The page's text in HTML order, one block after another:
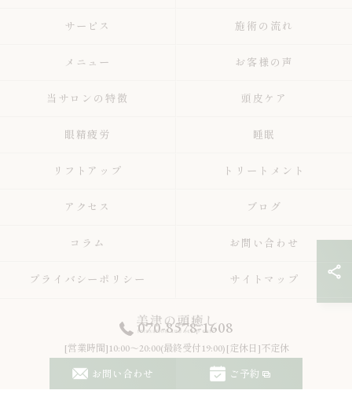
070-8578-1608
[営業時間]10:00～20:00(最終受付19:00)[定休日]不定休
お問い合わせ ご予約
サービス 施術の流れ
メニュー お客様の声
当サロンの特徴 頭皮ケア
眼精疲労 睡眠
リフトアップ トリートメント
アクセス ブログ
コラム お問い合わせ
プライバシーポリシー サイトマップ
© 2026 北海道すすきの周辺のヘッドスパなら美津の頭癒し relaxation and scalp
care ALL RIGHTS RESERVED.